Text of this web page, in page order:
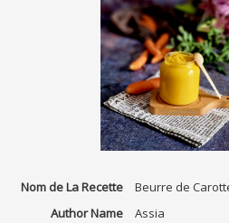
Nom de La Recette
Beurre de
Author Name
Assia